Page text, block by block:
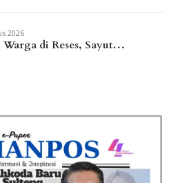
2026
di Reses, Sayut…